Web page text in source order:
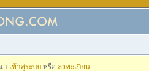
า เข้าสู่ระบบ หรือ ลงทะเบียน